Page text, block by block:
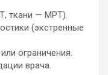
ткани — МРТ).
(экстренные
ограничения.
врача.